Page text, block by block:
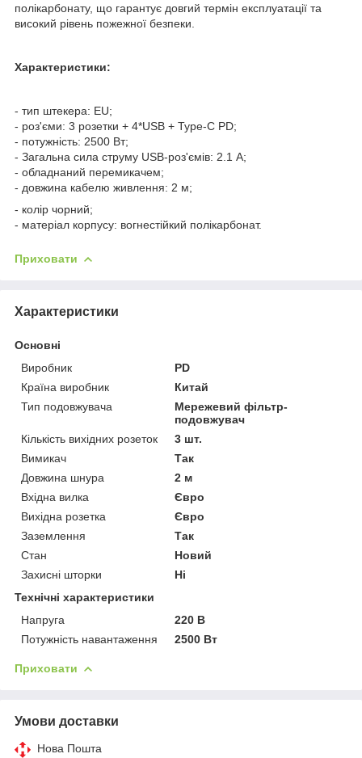
полікарбонату, що гарантує довгий термін експлуатації та
високий рівень пожежної безпеки.
Характеристики:
- тип штекера: EU;
- роз'єми: 3 розетки + 4*USB + Type-C PD;
- потужність: 2500 Вт;
- Загальна сила струму USB-роз'ємів: 2.1 А;
- обладнаний перемикачем;
- довжина кабелю живлення: 2 м;
- колір чорний;
- матеріал корпусу: вогнестійкий полікарбонат.
Приховати
Характеристики
Основні
Виробник
PD
Країна виробник
Китай
Тип подовжувача
Мережевий фільтр-
подовжувач
Кількість вихідних розеток
3 шт.
Вимикач
Так
Довжина шнура
2 м
Вхідна вилка
Євро
Вихідна розетка
Євро
Заземлення
Так
Стан
Новий
Захисні шторки
Ні
Технічні характеристики
Напруга
220 В
Потужність навантаження
2500 Вт
Приховати
Умови доставки
Нова Пошта